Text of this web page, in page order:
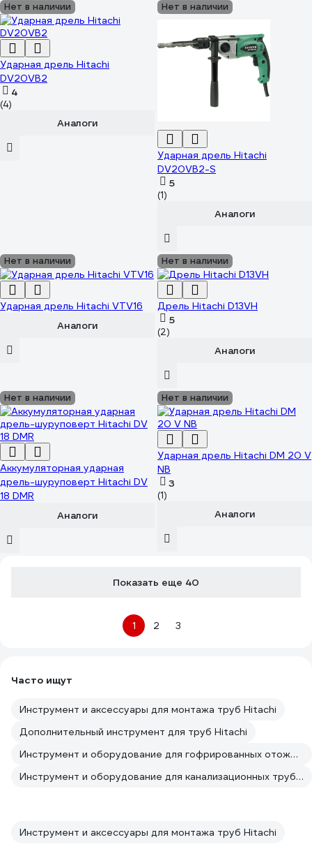
Нет в наличии
Ударная дрель Hitachi
DV20VB2
4
(4)
Аналоги
Нет в наличии
Ударная дрель Hitachi
DV20VB2-S
5
(1)
Аналоги
Нет в наличии
Ударная дрель Hitachi VTV16
Аналоги
Нет в наличии
Дрель Hitachi D13VH
5
(2)
Аналоги
Нет в наличии
Аккумуляторная ударная
дрель-шуруповерт Hitachi DV
18 DMR
Аналоги
Нет в наличии
Ударная дрель Hitachi DM 20 V
NB
3
(1)
Аналоги
Показать еще 40
1 2 3
Часто ищут
Инструмент и аксессуары для монтажа труб Hitachi
Дополнительный инструмент для труб Hitachi
Инструмент и оборудование для гофрированных отожженных труб из нержавеющей стали Hitachi
Инструмент и оборудование для канализационных труб Hitachi
Инструмент и аксессуары для монтажа труб Hitachi